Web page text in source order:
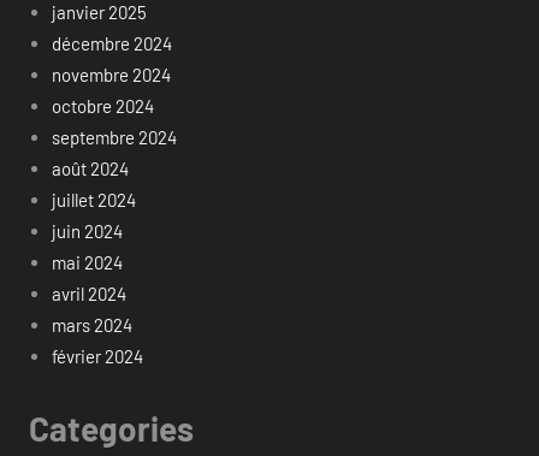
janvier 2025
décembre 2024
novembre 2024
octobre 2024
septembre 2024
août 2024
juillet 2024
juin 2024
mai 2024
avril 2024
mars 2024
février 2024
Categories